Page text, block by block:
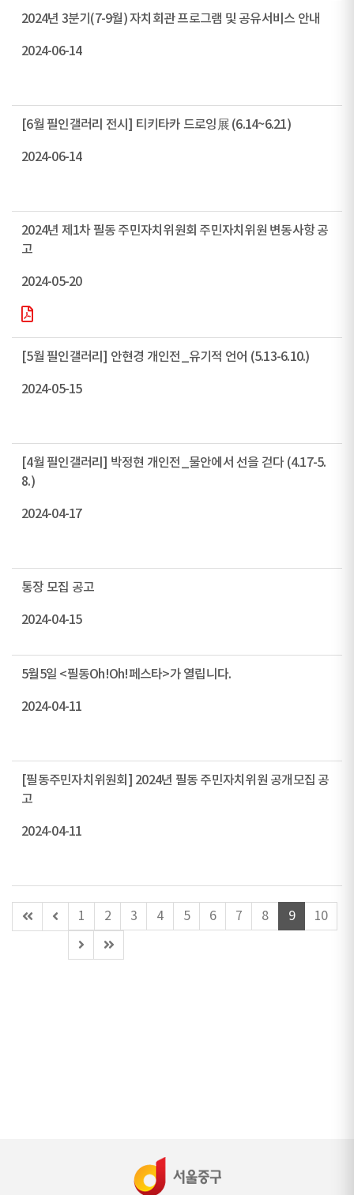
2024년 3분기(7-9월) 자치회관 프로그램 및 공유서비스 안내
2024-06-14
[6월 필인갤러리 전시] 티키타카 드로잉展 (6.14~6.21)
2024-06-14
2024년 제1차 필동 주민자치위원회 주민자치위원 변동사항 공
고
2024-05-20
[5월 필인갤러리] 안현경 개인전_유기적 언어 (5.13-6.10.)
2024-05-15
[4월 필인갤러리] 박정현 개인전_물안에서 선을 걷다 (4.17-5.
8.)
2024-04-17
통장 모집 공고
2024-04-15
5월5일 <필동Oh!Oh!페스타>가 열립니다.
2024-04-11
[필동주민자치위원회] 2024년 필동 주민자치위원 공개모집 공
고
2024-04-11
첫
페
이
전
1 2 3 4 5 6 7 8 9
10
다
음
마
지